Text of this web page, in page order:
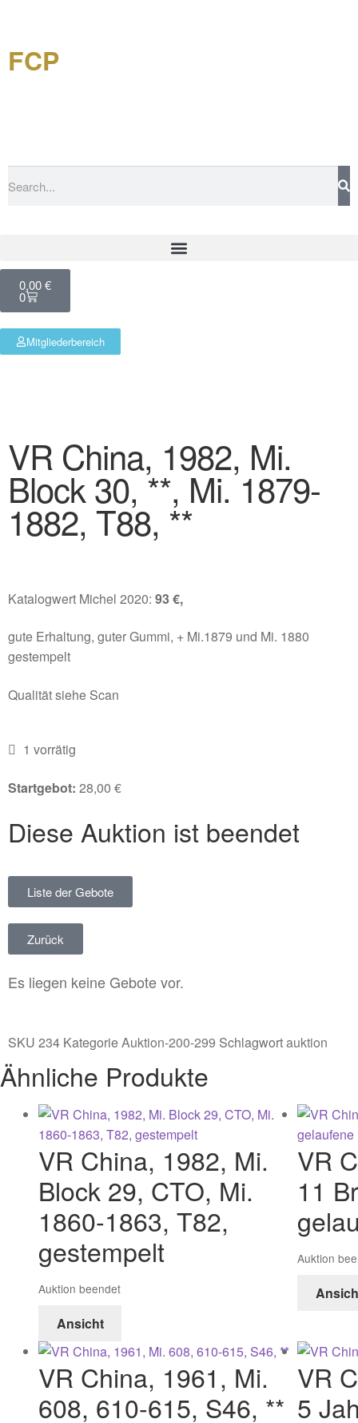
FCP
0,00€
0
Mitgliederbereich
VR China, 1982, Mi.
Block 30, **, Mi. 1879-
1882, T88, **
Katalogwert Michel 2020: 93 €,
gute Erhaltung, guter Gummi, + Mi.1879 und Mi. 1880
gestempelt
Qualität siehe Scan
1 vorrätig
Startgebot: 28,00 €
Diese Auktion ist beendet
Liste der Gebote
Zurück
Es liegen keine Gebote vor.
SKU 234 KategorieAuktion-200-299 Schlagwortauktion
Ähnliche Produkte
VR China, 1982, Mi.
Block 29, CTO, Mi.
1860-1863, T82,
gestempelt
Auktion beendet
Ansicht
VR
11
Auktion
VR China, 1961, Mi.
608, 610-615, S46, **
VR
5